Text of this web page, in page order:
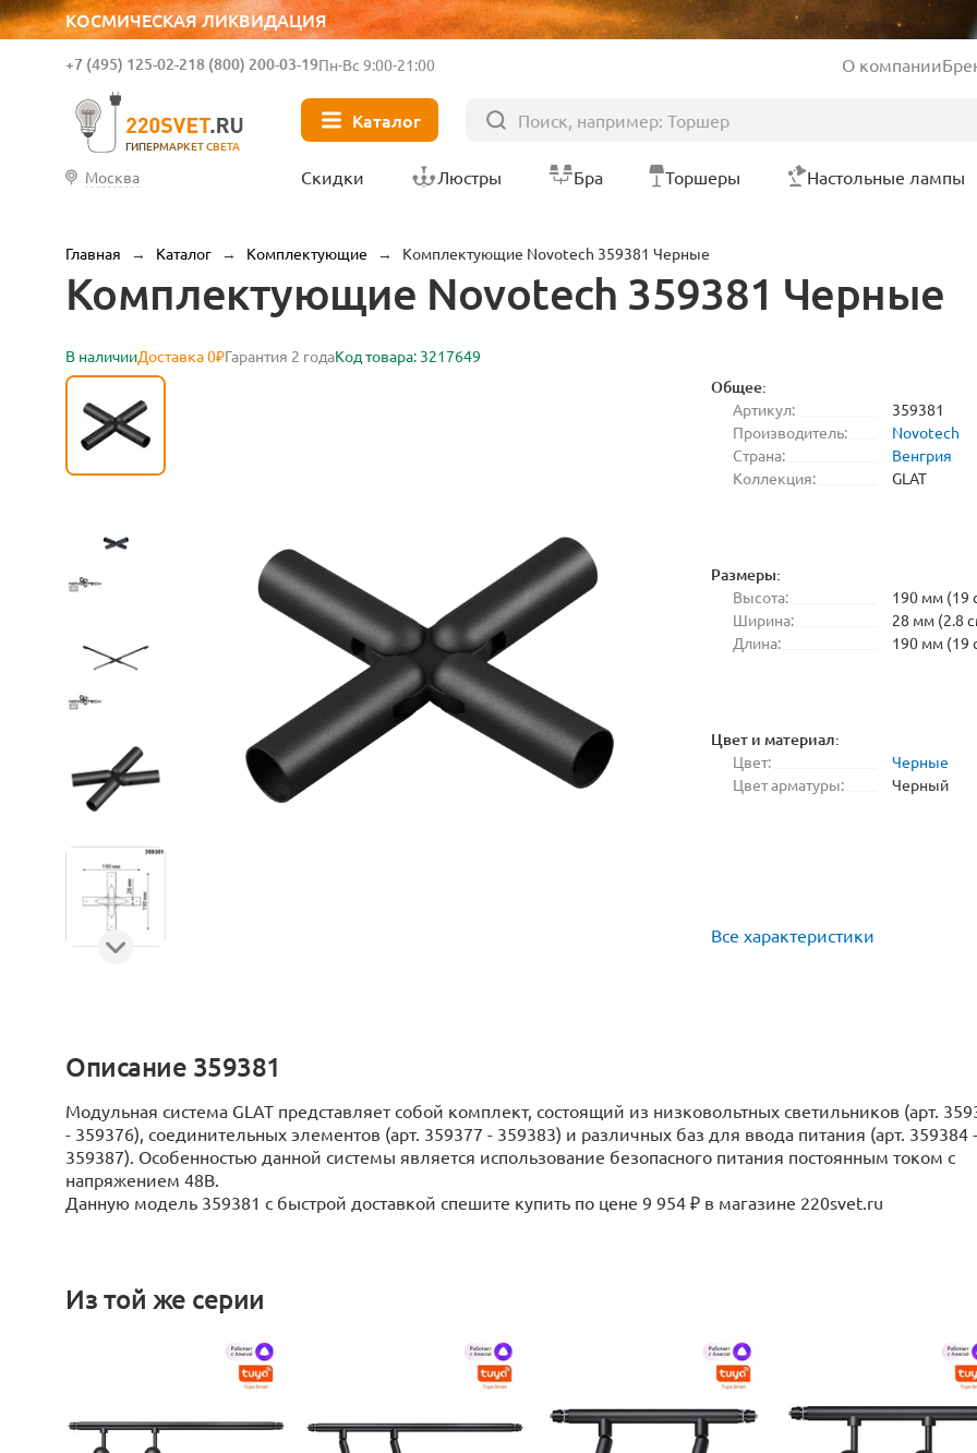
КОСМИЧЕСКАЯ ЛИКВИДАЦИЯ
ГИПЕРМАРКЕТ СВЕТА
+7 (495) 125-02-218 (800) 200-03-19Пн-Вс 9:00-21:00 О компании
Каталог
Москва Скидки Люстры Бра Торшеры Настольные лампы
Главная → Каталог → Комплектующие → Комплектующие Novotech 359381 Черные
Комплектующие Novotech 359381 Черные
В наличииДоставка 0₽Гарантия 2 годаКод товара: 3217649
Общее:
Артикул:
359381
Производитель:
Novotech
Страна:
Венгрия
Коллекция:
GLAT
Размеры:
Высота:
190 мм (19
Ширина:
28 мм (2.8
Длина:
190 мм (19
Цвет и материал:
Цвет:
Черные
Цвет арматуры:
Черный
Все характеристики
Описание 359381
Модульная система GLAT представляет собой комплект, состоящий из низковольтных светильников (арт.
- 359376), соединительных элементов (арт. 359377 - 359383) и различных баз для ввода питания (арт. 359384 -
359387). Особенностью данной системы является использование безопасного питания постоянным током с
напряжением 48В.
Данную модель 359381 с быстрой доставкой спешите купить по цене 9 954 ₽ в магазине 220svet.ru
Из той же серии